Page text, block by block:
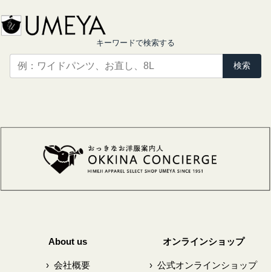
キーワードで検索する
検索
About us
›会社概要
オンラインショップ
› 公式オンラインショップ